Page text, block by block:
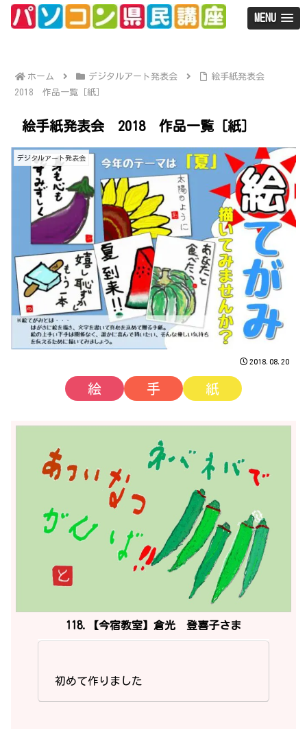
MENU
ホーム デジタルアート発表会
絵手紙発表会
2018 作品一覧［紙］
絵手紙発表会 2018 作品一覧［紙］
デジタルアート発表会
2018.08.20
絵 手 紙
118.【今宿教室】倉光 登喜子さま
初めて作りました